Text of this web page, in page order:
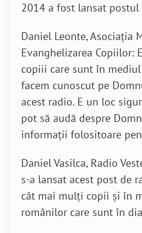
2014 a fost lansat postul
Daniel Leonte, Asociația
Evanghelizarea Copiilor:
copiii care sunt în
facem cunoscut pe
acest radio. E un loc
pot să audă despre
informații folositoare
Daniel Vasilca, Radio
s-a lansat acest post de
cât mai mulți copii și în
românilor care sunt în